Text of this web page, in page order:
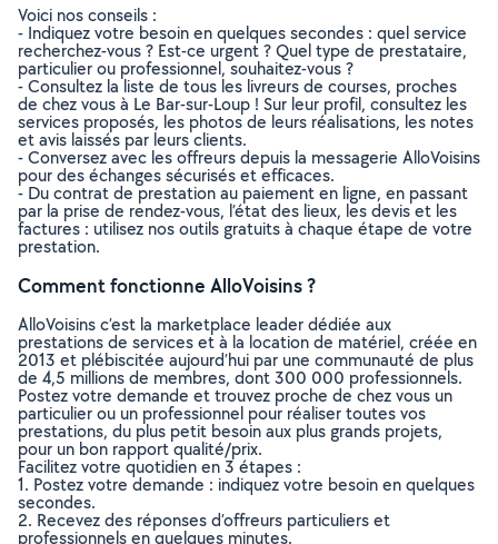
Voici nos conseils :
- Indiquez votre besoin en quelques secondes : quel service
recherchez-vous ? Est-ce urgent ? Quel type de prestataire,
particulier ou professionnel, souhaitez-vous ?
- Consultez la liste de tous les livreurs de courses, proches
de chez vous à Le Bar-sur-Loup ! Sur leur profil, consultez les
services proposés, les photos de leurs réalisations, les notes
et avis laissés par leurs clients.
- Conversez avec les offreurs depuis la messagerie AlloVoisins
pour des échanges sécurisés et efficaces.
- Du contrat de prestation au paiement en ligne, en passant
par la prise de rendez-vous, l’état des lieux, les devis et les
factures : utilisez nos outils gratuits à chaque étape de votre
prestation.
Comment fonctionne AlloVoisins ?
AlloVoisins c’est la marketplace leader dédiée aux
prestations de services et à la location de matériel, créée en
2013 et plébiscitée aujourd’hui par une communauté de plus
de 4,5 millions de membres, dont 300 000 professionnels.
Postez votre demande et trouvez proche de chez vous un
particulier ou un professionnel pour réaliser toutes vos
prestations, du plus petit besoin aux plus grands projets,
pour un bon rapport qualité/prix.
Facilitez votre quotidien en 3 étapes :
1. Postez votre demande : indiquez votre besoin en quelques
secondes.
2. Recevez des réponses d’offreurs particuliers et
professionnels en quelques minutes.